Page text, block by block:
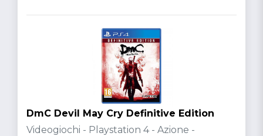
DmC Devil May Cry Definitive Edition
Videogiochi - Playstation 4 - Azione -